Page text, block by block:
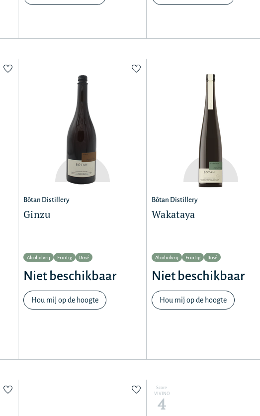
Bôtan Distillery
Ginzu
Alcoholvrij Fruitig Rosé
Niet beschikbaar
Hou mij op de hoogte
Bôtan Distillery
Wakataya
Alcoholvrij Fruitig Rosé
Niet beschikbaar
Hou mij op de hoogte
Score
VIVINO
4